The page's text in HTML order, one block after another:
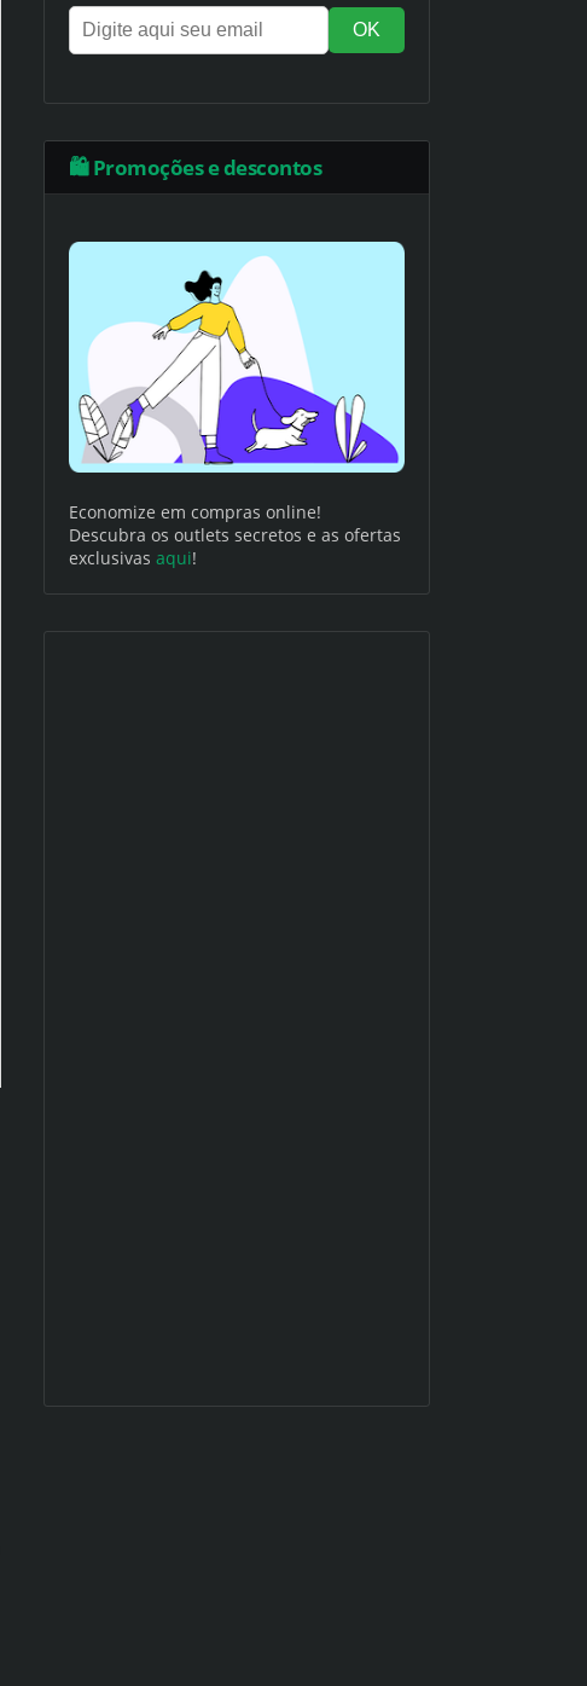
🛍️ Promoções e descontos
Economize em compras online!
Descubra os outlets secretos e as ofertas
exclusivas aqui!